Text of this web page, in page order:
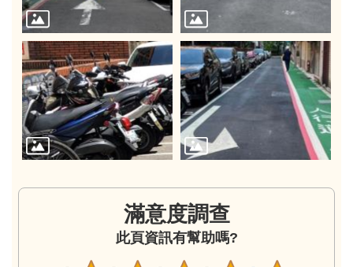
滿意度調查
此頁資訊有幫助嗎?